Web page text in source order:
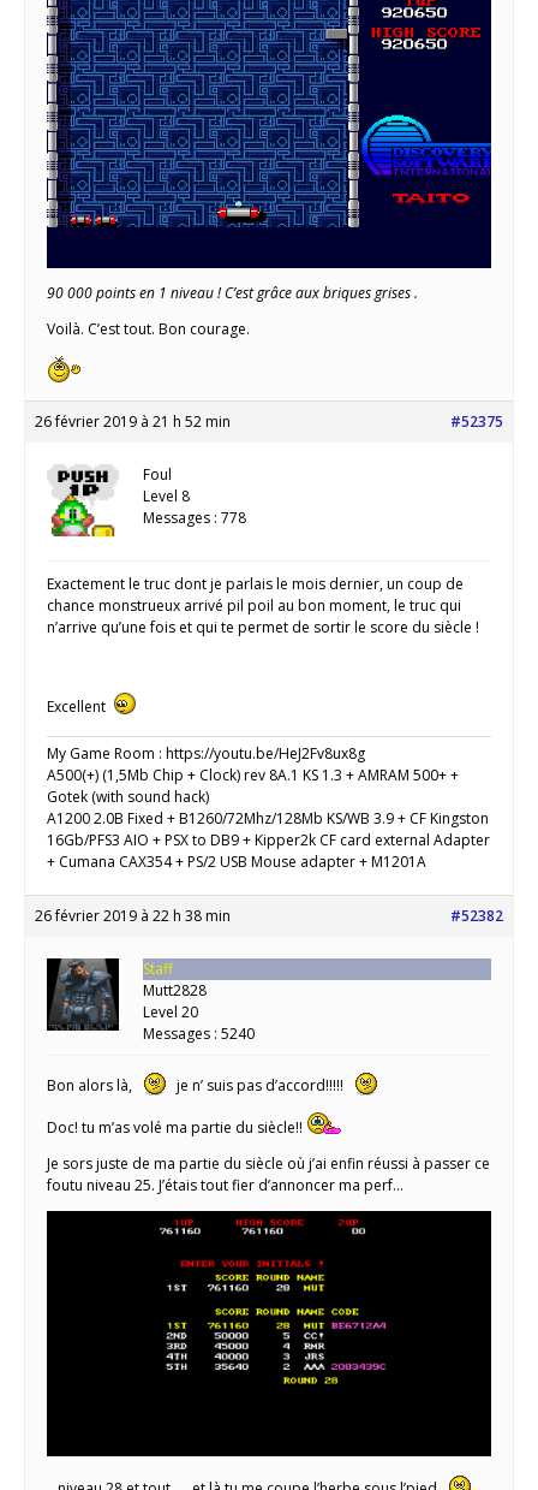
90 000 points en 1 niveau ! C’est grâce aux briques grises .
Voilà. C’est tout. Bon courage.
26 février 2019 à 21 h 52 min #52375
Foul
Level 8
Messages : 778
Exactement le truc dont je parlais le mois dernier, un coup de
chance monstrueux arrivé pil poil au bon moment, le truc qui
n’arrive qu’une fois et qui te permet de sortir le score du siècle !
Excellent
My Game Room : https://youtu.be/HeJ2Fv8ux8g
A500(+) (1,5Mb Chip + Clock) rev 8A.1 KS 1.3 + AMRAM 500+ +
Gotek (with sound hack)
A1200 2.0B Fixed + B1260/72Mhz/128Mb KS/WB 3.9 + CF Kingston
16Gb/PFS3 AIO + PSX to DB9 + Kipper2k CF card external Adapter
+ Cumana CAX354 + PS/2 USB Mouse adapter + M1201A
26 février 2019 à 22 h 38 min #52382
Staff
Mutt2828
Level 20
Messages : 5240
Bon alors là, je n’ suis pas d’accord!!!!!
Doc! tu m’as volé ma partie du siècle!!
Je sors juste de ma partie du siècle où j’ai enfin réussi à passer ce
foutu niveau 25. J’étais tout fier d’annoncer ma perf…